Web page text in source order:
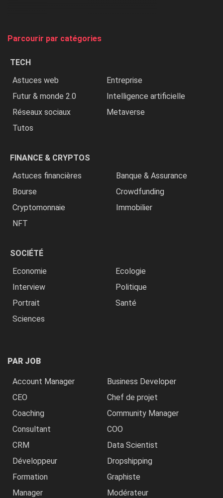
Parcourir par catégories
TECH
Astuces web
Entreprise
Futur & monde 2.0
Intelligence artificielle
Réseaux sociaux
Metaverse
Tutos
FINANCE & CRYPTOS
Astuces financières
Banque & Assurance
Bourse
Crowdfunding
Cryptomonnaie
Immobilier
NFT
SOCIÉTÉ
Economie
Ecologie
Interview
Politique
Portrait
Santé
Sciences
PAR JOB
Account Manager
Business Developer
CEO
Chef de projet
Coaching
Community Manager
Consultant
COO
CRM
Data Scientist
Développeur
Dropshipping
Formation
Graphiste
Manager
Modérateur